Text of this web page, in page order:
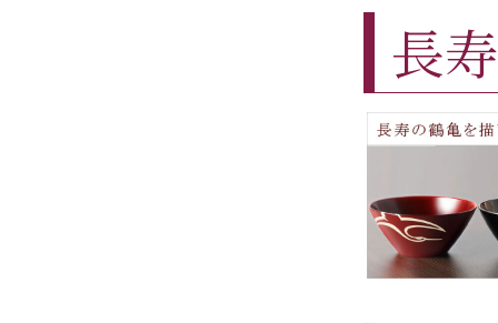
長